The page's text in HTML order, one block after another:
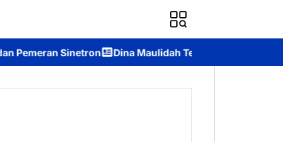
Dina Maulidah Terpilih Aklamasi Pimpin Perempuan